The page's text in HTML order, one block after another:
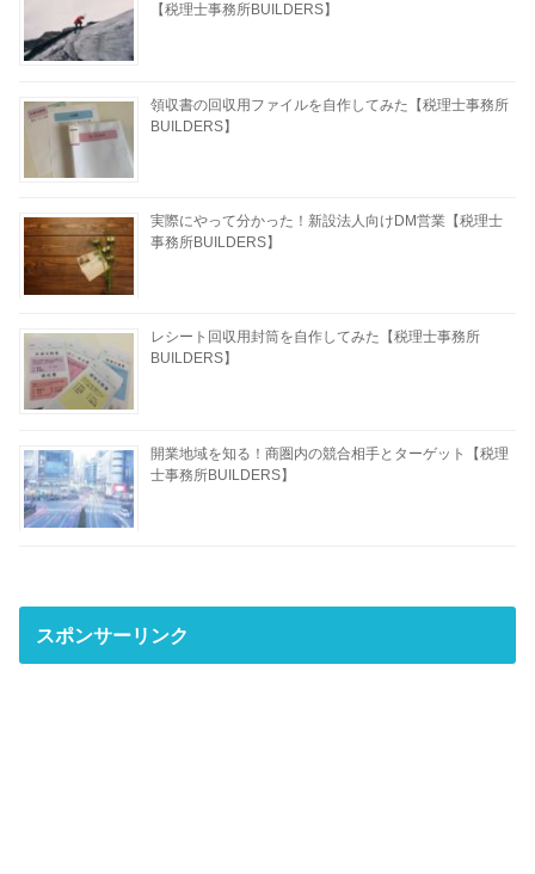
【税理士事務所BUILDERS】
領収書の回収用ファイルを自作してみた【税理士事務所
BUILDERS】
実際にやって分かった！新設法人向けDM営業【税理士
事務所BUILDERS】
レシート回収用封筒を自作してみた【税理士事務所
BUILDERS】
開業地域を知る！商圏内の競合相手とターゲット【税理
士事務所BUILDERS】
スポンサーリンク